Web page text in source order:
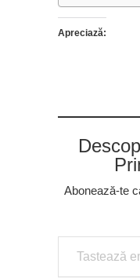
Apreciază:
Abonează-te
Tastează emailul tău...